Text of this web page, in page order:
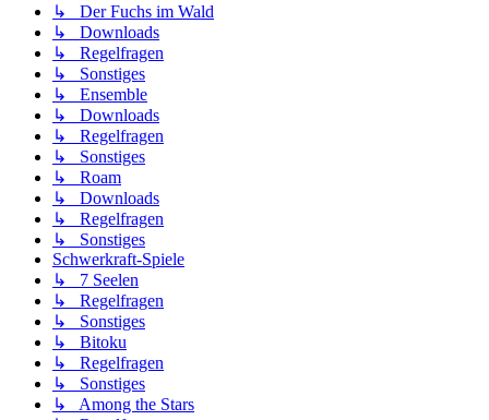
↳ Der Fuchs im Wald
↳ Downloads
↳ Regelfragen
↳ Sonstiges
↳ Ensemble
↳ Downloads
↳ Regelfragen
↳ Sonstiges
↳ Roam
↳ Downloads
↳ Regelfragen
↳ Sonstiges
Schwerkraft-Spiele
↳ 7 Seelen
↳ Regelfragen
↳ Sonstiges
↳ Bitoku
↳ Regelfragen
↳ Sonstiges
↳ Among the Stars